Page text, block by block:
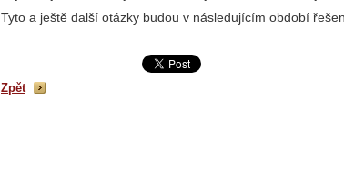
Tyto a ještě další otázky budou v následujícím období
Zpět